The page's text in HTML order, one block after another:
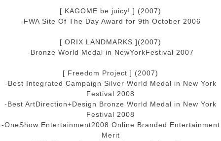
[ KAGOME be juicy! ] (2007)
-FWA Site Of The Day Award for 9th October 2006
[ ORIX LANDMARKS ](2007)
-Bronze World Medal in NewYorkFestival 2007
[ Freedom Project ] (2007)
-Best Integrated Campaign Silver World Medal in New York
Festival 2008
-Best ArtDirection+Design Bronze World Medal in New York
Festival 2008
-OneShow Entertainment2008 Online Branded Entertainment
Merit